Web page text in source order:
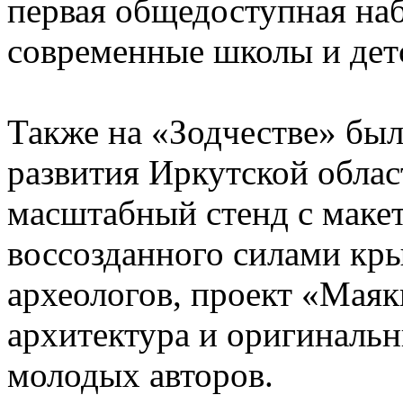
первая общедоступная
современные школы и
Также на «Зодчестве»
развития Иркутской
масштабный стенд с
воссозданного силами
археологов, проект
архитектура и
молодых авторов.